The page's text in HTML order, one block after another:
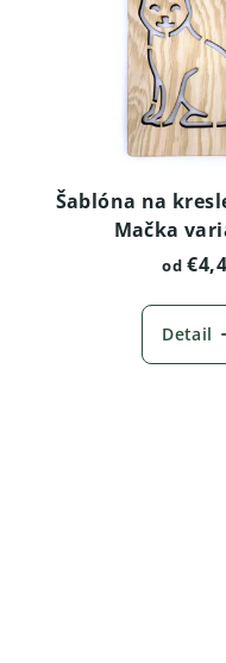
Šablóna na
Mačka
od
Detail